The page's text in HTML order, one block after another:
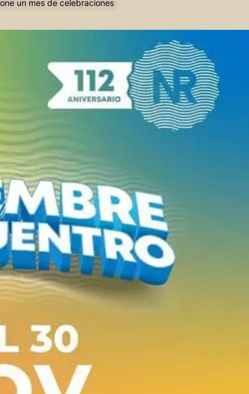
un mes de celebraciones